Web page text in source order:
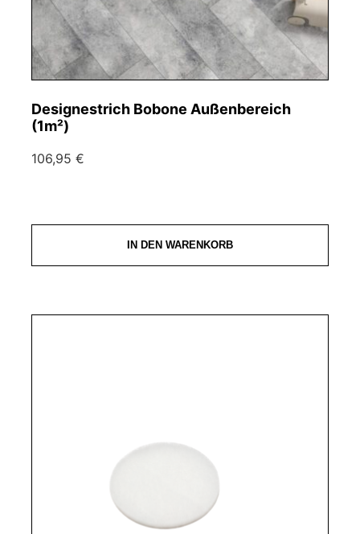
Designestrich Bobone Außenbereich
(1m²)
106,95 €
IN DEN WARENKORB